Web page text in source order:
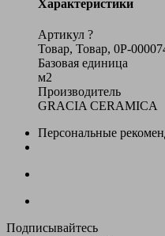
Характеристики
Артикул ?
Товар, Товар, 0Р-
Базовая единица
м2
Производитель
GRACIA CERAMICA
Персональные
Подписывайтесь